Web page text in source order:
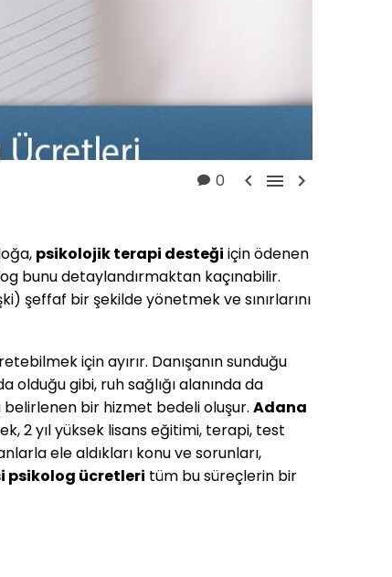
0   
psikolojik terapi desteği için ödenen
bunu detaylandırmaktan kaçınabilir.
şeffaf bir şekilde yönetmek ve sınırlarını
için ayırır. Danışanın sunduğu
olduğu gibi, ruh sağlığı alanında da
belirlenen bir hizmet bedeli oluşur. Adana
2 yıl yüksek lisans eğitimi, terapi, test
ele aldıkları konu ve sorunları,
psikolog ücretleri tüm bu süreçlerin bir